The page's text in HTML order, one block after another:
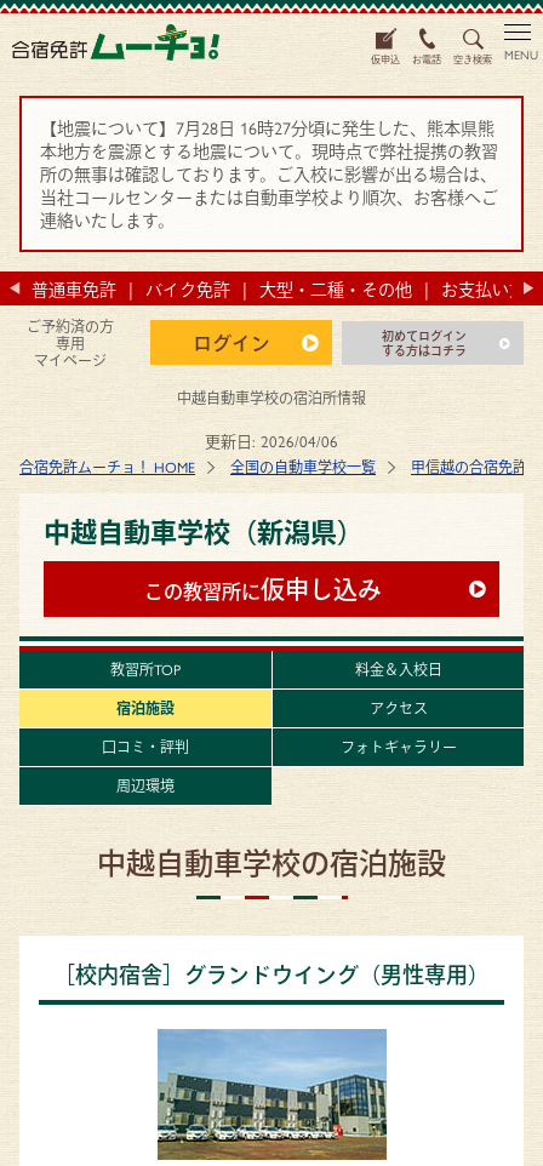
仮申込 お電話 空き検索
【地震について】7月28日 16時27分頃に発生した、熊本県熊
本地方を震源とする地震について。現時点で弊社提携の教習
所の無事は確認しております。ご入校に影響が出る場合は、
当社コールセンターまたは自動車学校より順次、お客様へご
連絡いたします。
普通車免許 バイク免許 大型・二種・その他 お支払い方法
ご予約済の方
専用
マイページ
ログイン
初めてログイン
する方はコチラ
MENU
中越自動車学校の宿泊所情報
更新日: 2026/04/06
合宿免許ムーチョ！ HOME 全国の自動車学校一覧 甲信越の合宿免許
中越自動車学校（新潟県）
この教習所に仮申し込み
教習所TOP
料金＆入校日
宿泊施設
アクセス
口コミ・評判
フォトギャラリー
周辺環境
中越自動車学校の宿泊施設
［校内宿舎］グランドウイング（男性専用）